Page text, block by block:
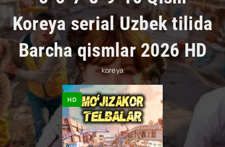
Koreya serial Uzbek tilida
Barcha qismlar 2026 HD
koreya
HD